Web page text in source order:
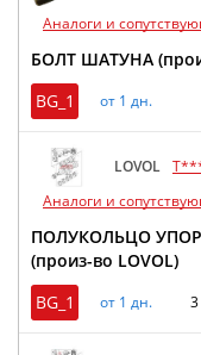
Аналоги и
БОЛТ ШАТУНА
BG_1
от 1 дн.
LOVOL
Аналоги и
ПОЛУКОЛЬЦО
(произ-во LOVOL)
BG_1
от 1 дн.